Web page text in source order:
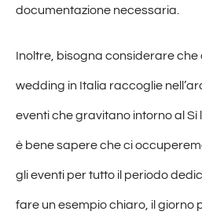
documentazione necessaria.
Inoltre, bisogna considerare che
wedding in Italia raccoglie
eventi che gravitano intorno al Sì
è bene sapere che ci
gli eventi per tutto il periodo
fare un esempio chiaro, il giorno